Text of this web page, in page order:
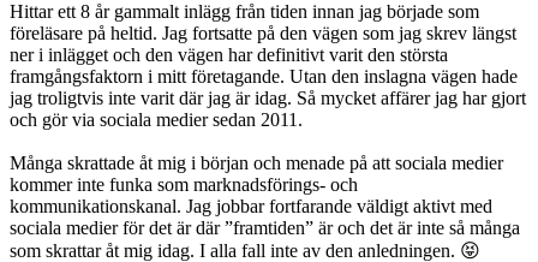
Hittar ett 8 år gammalt inlägg från tiden innan jag började som
föreläsare på heltid. Jag fortsatte på den vägen som jag skrev längst
ner i inlägget och den vägen har definitivt varit den största
framgångsfaktorn i mitt företagande. Utan den inslagna vägen hade
jag troligtvis inte varit där jag är idag. Så mycket affärer jag har gjort
och gör via sociala medier sedan 2011.
Många skrattade åt mig i början och menade på att sociala medier
kommer inte funka som marknadsförings- och
kommunikationskanal. Jag jobbar fortfarande väldigt aktivt med
sociala medier för det är där ”framtiden” är och det är inte så många
som skrattar åt mig idag. I alla fall inte av den anledningen. 😝